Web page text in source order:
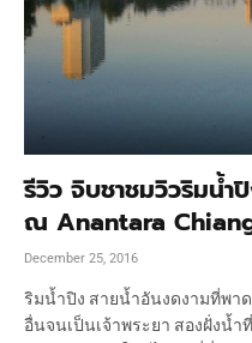
รีวิว จิบชาชมวิวริมน้ำ
ณ Anantara
December 25, 2016
ริมน้ำปิง สายน้ำอันงดงามที่พา
อื่นจนเป็นเจ้าพระยา สองฝั่งน้